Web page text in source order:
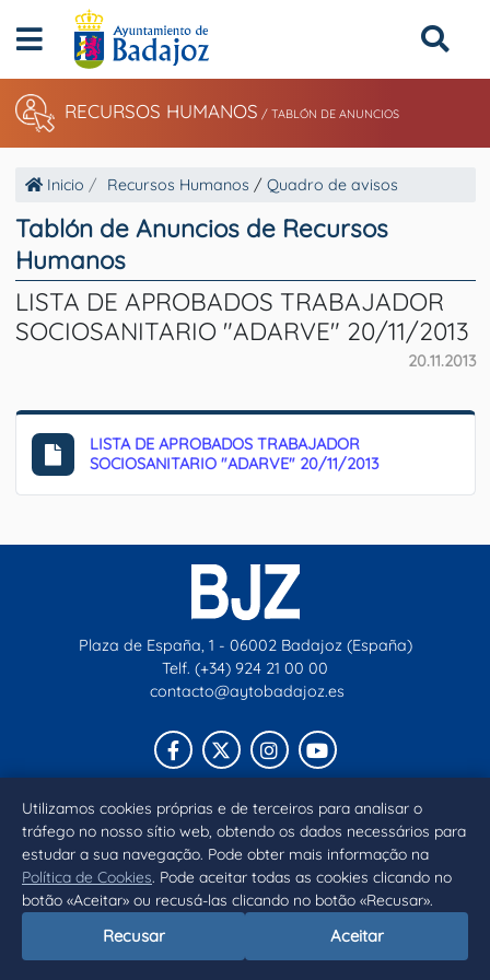
Utilizamos cookies próprias e de terceiros para analisar o
tráfego no nosso sítio web, obtendo os dados necessários para
estudar a sua navegação. Pode obter mais informação na
Política de Cookies. Pode aceitar todas as cookies clicando no
botão «Aceitar» ou recusá-las clicando no botão «Recusar».
Recusar Aceitar
RECURSOS HUMANOS / TABLÓN DE ANUNCIOS
Inicio Recursos Humanos / Quadro de avisos
Tablón de Anuncios de Recursos
Humanos
LISTA DE APROBADOS TRABAJADOR
SOCIOSANITARIO "ADARVE" 20/11/2013
20.11.2013
LISTA DE APROBADOS TRABAJADOR
SOCIOSANITARIO "ADARVE" 20/11/2013
Plaza de España, 1 - 06002 Badajoz (España)
Telf. (+34) 924 21 00 00
contacto@aytobadajoz.es
Facebook
X InstagramYouTube
Inicio Aviso legal Privacidad Política de Cookies
Declaración de accesibilidad